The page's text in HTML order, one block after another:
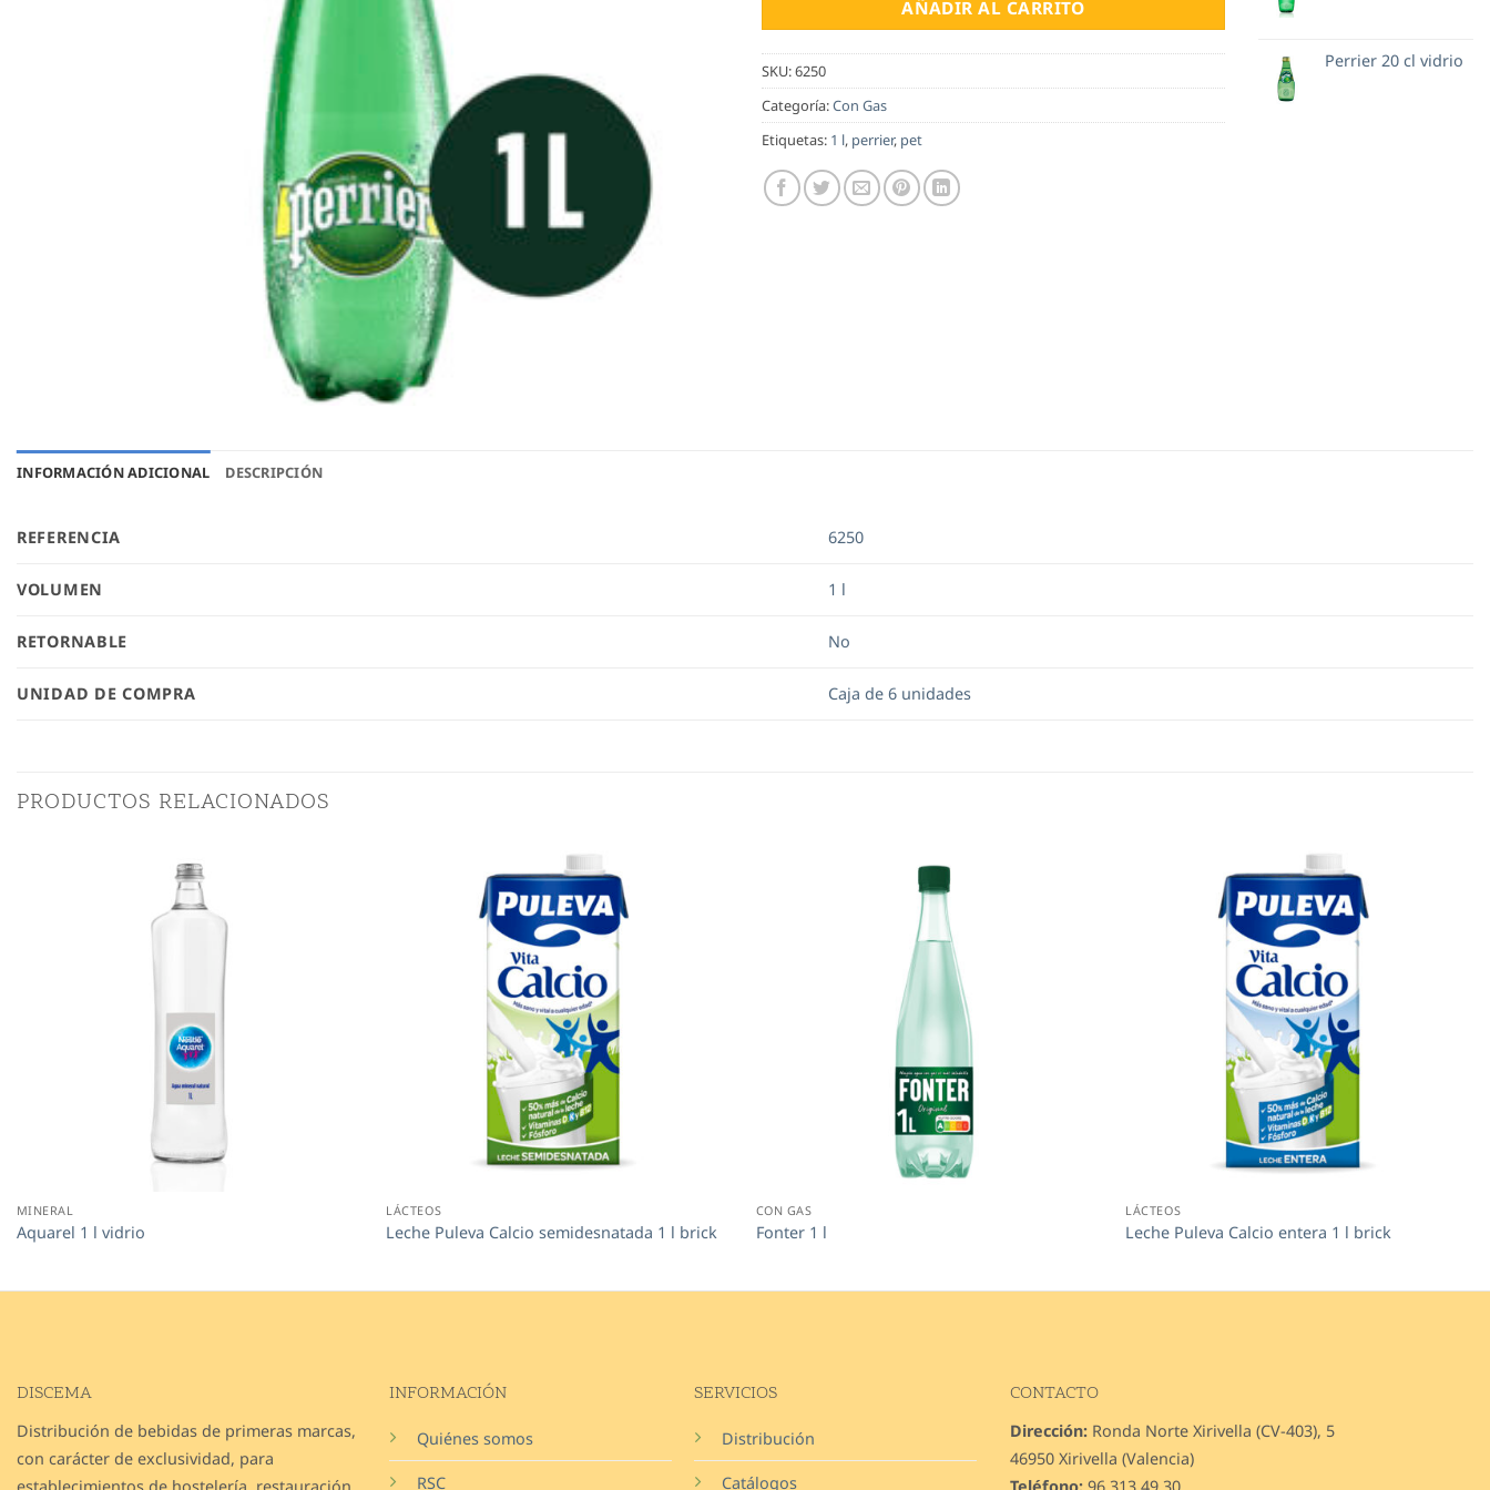
AÑADIR AL CARRITO
SKU:6250
Categoría:Con Gas
Etiquetas: 1 l, perrier, pet
Perrier 20 cl vidrio
INFORMACIÓN ADICIONAL DESCRIPCIÓN
REFERENCIA 6250
VOLUMEN 1 l
RETORNABLE No
UNIDAD DE COMPRA Caja de 6 unidades
PRODUCTOS RELACIONADOS
MINERAL
Aquarel 1 l vidrio
LÁCTEOS
Leche Puleva Calcio semidesnatada 1 l brick
CON GAS
Fonter 1 l
LÁCTEOS
Leche Puleva Calcio entera 1 l brick
DISCEMA
Distribución de bebidas de primeras marcas,
con carácter de exclusividad, para
establecimientos de hostelería, restauración
INFORMACIÓN
Quiénes somos
RSC
SERVICIOS
Distribución
Catálogos
CONTACTO
Dirección: Ronda Norte Xirivella (CV-403), 5
46950 Xirivella (Valencia)
Teléfono: 96 313 49 30